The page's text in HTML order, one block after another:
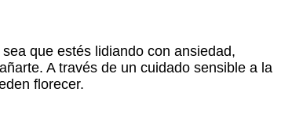
que estés lidiando con ansiedad,
A través de un cuidado sensible a la
florecer.